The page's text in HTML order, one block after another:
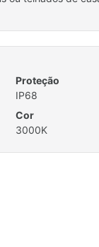
Proteção
IP68
Cor
3000K